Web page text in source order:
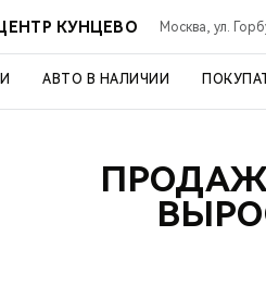
КУНЦЕВО Москва, ул.
АВТО В НАЛИЧИИ